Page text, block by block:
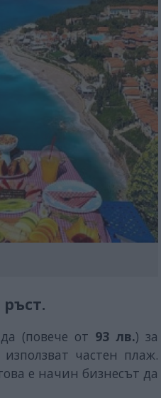
(повече от 93 лв.) за
частен плаж.
е начин бизнесът да